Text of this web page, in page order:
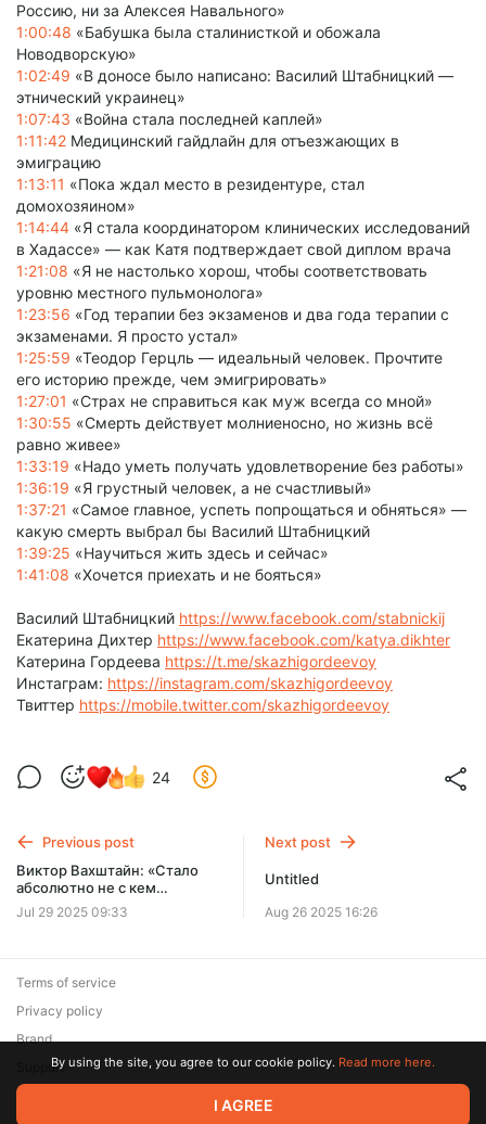
Россию, ни за Алексея Навального»
1:00:48 «Бабушка была сталинисткой и обожала
Новодворскую»
1:02:49 «В доносе было написано: Василий Штабницкий —
этнический украинец»
1:07:43 «Война стала последней каплей»
1:11:42 Медицинский гайдлайн для отъезжающих в
эмиграцию
1:13:11 «Пока ждал место в резидентуре, стал
домохозяином»
1:14:44 «Я стала координатором клинических исследований
в Хадассе» — как Катя подтверждает свой диплом врача
1:21:08 «Я не настолько хорош, чтобы соответствовать
уровню местного пульмонолога»
1:23:56 «Год терапии без экзаменов и два года терапии с
экзаменами. Я просто устал»
1:25:59 «Теодор Герцль — идеальный человек. Прочтите
его историю прежде, чем эмигрировать»
1:27:01 «Страх не справиться как муж всегда со мной»
1:30:55 «Смерть действует молниеносно, но жизнь всё
равно живее»
1:33:19 «Надо уметь получать удовлетворение без работы»
1:36:19 «Я грустный человек, а не счастливый»
1:37:21 «Самое главное, успеть попрощаться и обняться» —
какую смерть выбрал бы Василий Штабницкий
1:39:25 «Научиться жить здесь и сейчас»
1:41:08 «Хочется приехать и не бояться»
Василий Штабницкий https://www.facebook.com/stabnickij
Екатерина Дихтер https://www.facebook.com/katya.dikhter
Катерина Гордеева https://t.me/skazhigordeevoy
Инстаграм: https://instagram.com/skazhigordeevoy
Твиттер https://mobile.twitter.com/skazhigordeevoy
24
Previous post
Виктор Вахштайн: «Стало
абсолютно не с кем
разговаривать» // «Скажи
Гордеевой»
Jul 29 2025 09:33
Next post
Untitled
Aug 26 2025 16:26
© 2026 Zaya Solutions Limited. All rights reserved. All trademarks
are the property of their respective owners.
Terms of service
Privacy policy
Brand
SupportBy using the site, you agree to our cookie policy. Read more here.
I AGREE